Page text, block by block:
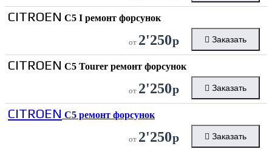
CITROEN C5 I ремонт форсунок
от 2'250р Заказать
CITROEN C5 Tourer ремонт форсунок
от 2'250р Заказать
CITROEN C5 ремонт форсунок
от 2'250р Заказать